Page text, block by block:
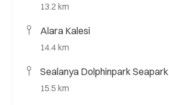
13.2 km
Alara Kalesi
14.4 km
Sealanya Dolphinpark Seapark
15.5 km